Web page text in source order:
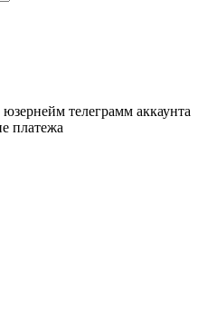
телеграмм аккаунта
платежа